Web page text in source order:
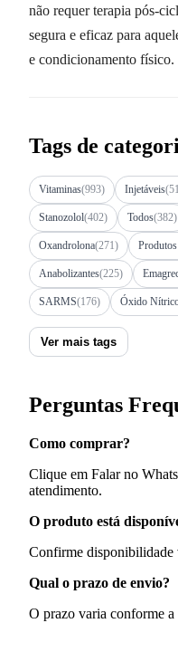
não requer terapia pós-
segura e eficaz para
e condicionamento físico.
Tags de
Vitaminas(993) Injetáveis
Stanozolol(402) Todos(382)
Oxandrolona(271)
Anabolizantes(225)
SARMS(176) Óxido
Ver mais tags
Perguntas
Como comprar?
Clique em Falar no
atendimento.
O produto está
Confirme disponibilidade
Qual o prazo de envio?
O prazo varia conforme a